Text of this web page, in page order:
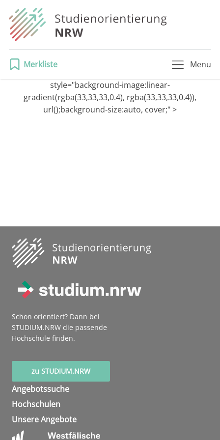
Merkliste
Menu
style="background-image:linear-
gradient(rgba(33,33,33,0.4), rgba(33,33,33,0.4)),
url();background-size:auto, cover;" >
Schon orientiert? Dann bei
STUDIUM.NRW die passende
Hochschule finden.
zu STUDIUM.NRW
Angebotssuche
Hochschulen
Unsere Angebote